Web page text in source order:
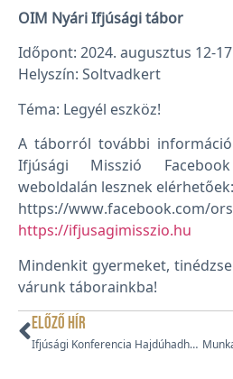
OIM Nyári Ifjúsági tábor
Időpont: 2024. augusztus 12-
Helyszín: Soltvadkert
Téma: Legyél eszköz!
A táborról további
Ifjúsági Misszió
weboldalán lesznek elérhetőek:
https://www.facebook.com/
https://ifjusagimisszio.hu
Mindenkit gyermeket,
várunk táborainkba!
ELŐZŐ HÍR
Ifjúsági Konferencia Hajdúhadházon